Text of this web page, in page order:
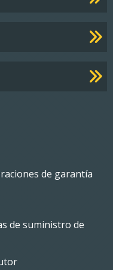
de garantía
de suministro de